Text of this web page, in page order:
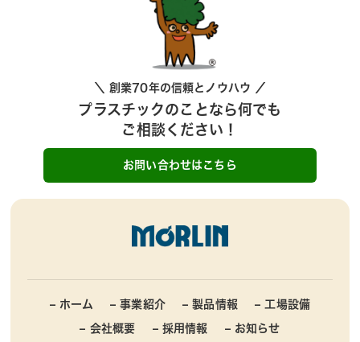
＼ 創業70年の信頼とノウハウ ／
プラスチックのことなら何でも
ご相談ください！
お問い合わせはこちら
– ホーム – 事業紹介 – 製品情報 – 工場設備
– 会社概要 – 採用情報 – お知らせ